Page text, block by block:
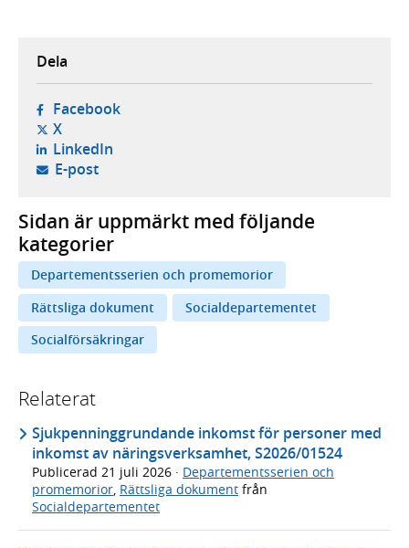
Dela
Facebook- öppnas i ny flik, extern webbplats,
X- öppnas i ny flik, extern webbplats,
LinkedIn- öppnas i ny flik, extern webbplats,
E-post- öppnar din e-postklient,
Sidan är uppmärkt med följande
kategorier
Departementsserien och promemorior
Rättsliga dokument
Socialdepartementet
Socialförsäkringar
Relaterat
Sjukpenninggrundande inkomst för personer med
inkomst av näringsverksamhet, S2026/01524
Publicerad 21 juli 2026 · Departementsserien och
promemorior, Rättsliga dokument från
Socialdepartementet